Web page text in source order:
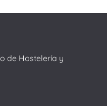
de Hostelería y